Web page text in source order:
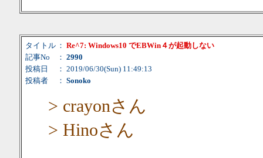
タイトル ： Re^7: Windows10 でEBWin４が起動しない
記事No
： 2990
投稿日
： 2019/06/30(Sun) 11:49:13
投稿者
： Sonoko
> crayonさん
> Hinoさん